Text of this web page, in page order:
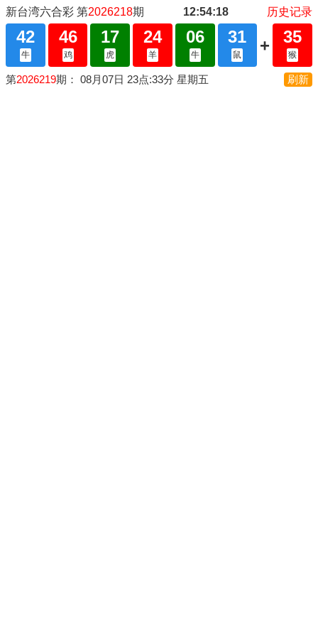
新台湾六合彩 第2026218期 12:54:18 历史记录
42
牛
46
鸡
17
虎
24
羊
06
牛
31
鼠
+ 35
猴
第2026219期： 08月07日 23点:33分 星期五 刷新